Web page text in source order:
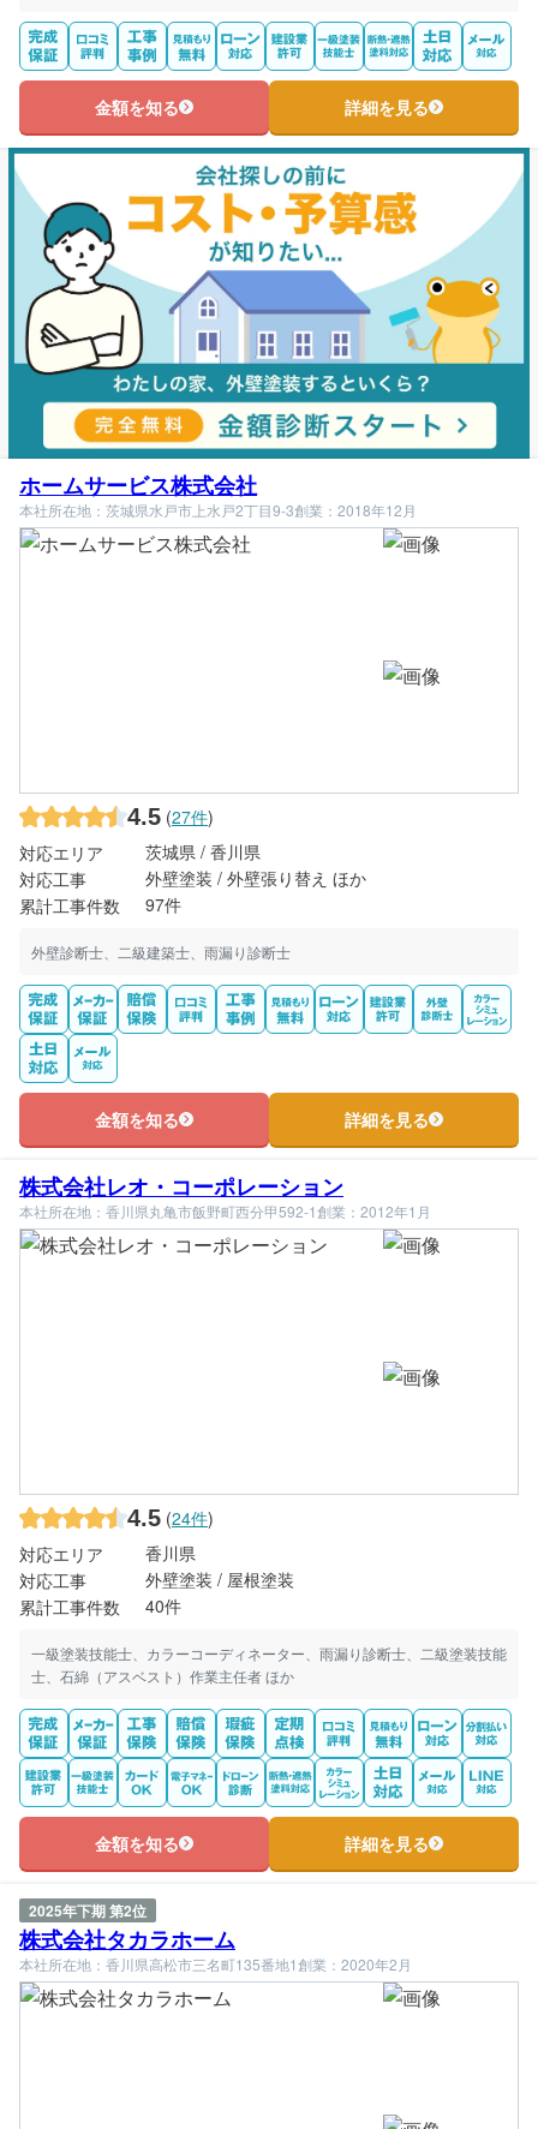
金額を知る 詳細を見る
ホームサービス株式会社
本社所在地：茨城県水戸市上水戸2丁目9-3創業：2018年12月
4.5 (27件)
対応エリア
茨城県 / 香川県
対応工事
外壁塗装 / 外壁張り替え ほか
累計工事件数
97件
外壁診断士、二級建築士、雨漏り診断士
金額を知る 詳細を見る
株式会社レオ・コーポレーション
本社所在地：香川県丸亀市飯野町西分甲592-1創業：2012年1月
4.5 (24件)
対応エリア
香川県
対応工事
外壁塗装 / 屋根塗装
累計工事件数
40件
一級塗装技能士、カラーコーディネーター、雨漏り診断士、二級塗装技能
士、石綿（アスベスト）作業主任者 ほか
金額を知る 詳細を見る
2025年下期 第2位
株式会社タカラホーム
本社所在地：香川県高松市三名町135番地1創業：2020年2月